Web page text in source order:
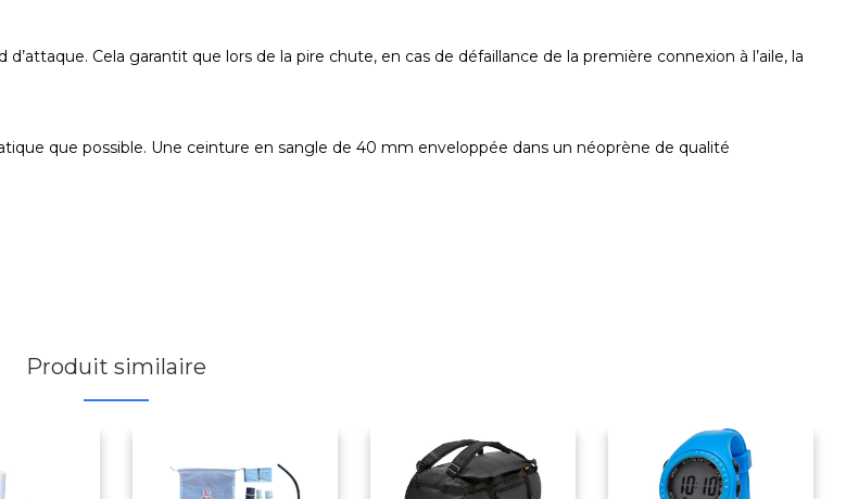
Cela garantit que lors de la pire chute, en cas de défaillance de la première connexion à l’aile, la
que possible. Une ceinture en sangle de 40 mm enveloppée dans un néoprène de qualité
Produit similaire